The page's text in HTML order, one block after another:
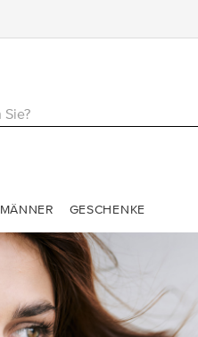
MÄNNER GESCHENKE